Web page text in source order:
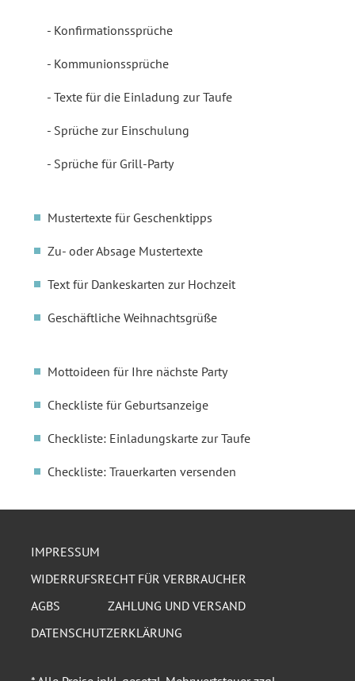
Konfirmationssprüche
Kommunionssprüche
Texte für die Einladung zur Taufe
Sprüche zur Einschulung
Sprüche für Grill-Party
Mustertexte für Geschenktipps
Zu- oder Absage Mustertexte
Text für Dankeskarten zur Hochzeit
Geschäftliche Weihnachtsgrüße
Mottoideen für Ihre nächste Party
Checkliste für Geburtsanzeige
Checkliste: Einladungskarte zur Taufe
Checkliste: Trauerkarten versenden
IMPRESSUM
WIDERRUFSRECHT FÜR VERBRAUCHER
AGBS
ZAHLUNG UND VERSAND
DATENSCHUTZERKLÄRUNG